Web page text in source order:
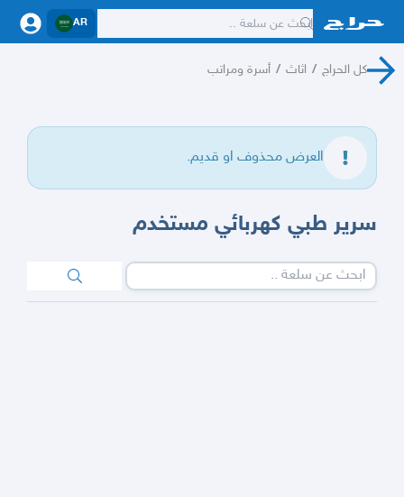
AR
كل الحراج / اثاث / أسرة ومراتب
العرض محذوف او قديم.
سرير طبي كهربائي مستخدم